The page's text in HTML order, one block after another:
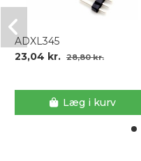
ADXL345
23,04 kr.
28,80 kr.
Læg i kurv